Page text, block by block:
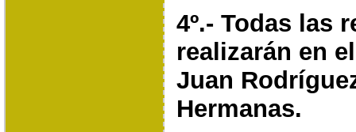
4º.- Todas las
realizarán en
Juan
Hermanas.